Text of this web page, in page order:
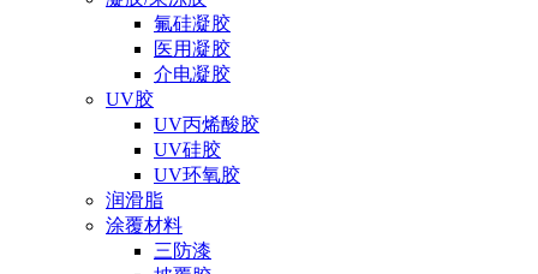
氟硅凝胶
医用凝胶
介电凝胶
UV胶
UV丙烯酸胶
UV硅胶
UV环氧胶
润滑脂
涂覆材料
三防漆